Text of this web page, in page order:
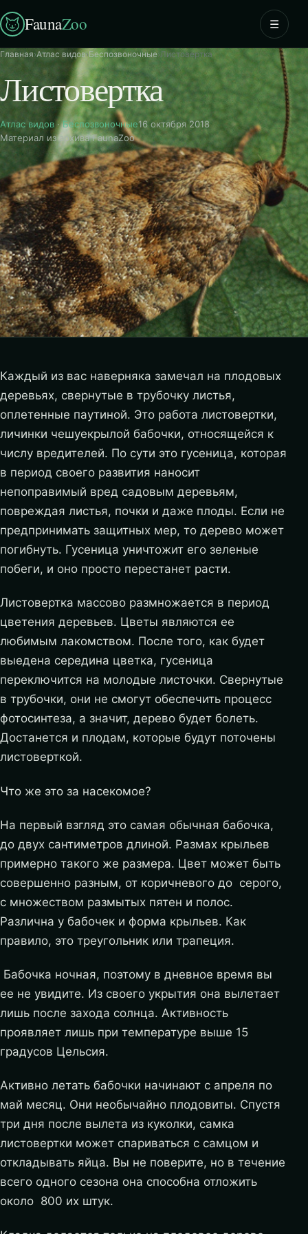
FaunaZoo ☰
Главная›Атлас видов›Беспозвоночные›Листовертка
Листовертка
Атлас видов·Беспозвоночные16 октября 2018
Материал из архива FaunaZoo
Каждый из вас наверняка замечал на плодовых
деревьях, свернутые в трубочку листья,
оплетенные паутиной. Это работа листовертки,
личинки чешуекрылой бабочки, относящейся к
числу вредителей. По сути это гусеница, которая
в период своего развития наносит
непоправимый вред садовым деревьям,
повреждая листья, почки и даже плоды. Если не
предпринимать защитных мер, то дерево может
погибнуть. Гусеница уничтожит его зеленые
побеги, и оно просто перестанет расти.
Листовертка массово размножается в период
цветения деревьев. Цветы являются ее
любимым лакомством. После того, как будет
выедена середина цветка, гусеница
переключится на молодые листочки. Свернутые
в трубочки, они не смогут обеспечить процесс
фотосинтеза, а значит, дерево будет болеть.
Достанется и плодам, которые будут поточены
листоверткой.
Что же это за насекомое?
На первый взгляд это самая обычная бабочка,
до двух сантиметров длиной. Размах крыльев
примерно такого же размера. Цвет может быть
совершенно разным, от коричневого до серого,
с множеством размытых пятен и полос.
Различна у бабочек и форма крыльев. Как
правило, это треугольник или трапеция.
Бабочка ночная, поэтому в дневное время вы
ее не увидите. Из своего укрытия она вылетает
лишь после захода солнца. Активность
проявляет лишь при температуре выше 15
градусов Цельсия.
Активно летать бабочки начинают с апреля по
май месяц. Они необычайно плодовиты. Спустя
три дня после вылета из куколки, самка
листовертки может спариваться с самцом и
откладывать яйца. Вы не поверите, но в течение
всего одного сезона она способна отложить
около 800 их штук.